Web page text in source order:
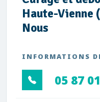
Haute-Vienne
Nous
INFORMATIONS
05 87